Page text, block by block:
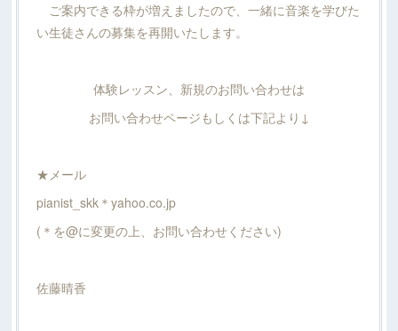
ご案内できる枠が増えましたので、一緒に音楽を学びた
い生徒さんの募集を再開いたします。
体験レッスン、新規のお問い合わせは
お問い合わせページもしくは下記より↓
★メール
pianist_skk＊yahoo.co.jp
(＊を@に変更の上、お問い合わせください)
佐藤晴香